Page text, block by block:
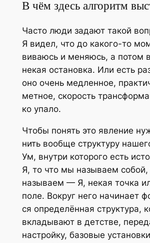
В чём здесь алгоритм
Часто люди зада­ют такой
Я видел, что до како­го-то
ви­ва­юсь и меня­юсь, а потом
некая оста­нов­ка. Или есть
оно очень мед­лен­ное,
мет­ное, ско­рость
ко упало.
Что­бы понять это явле­ние
нить вооб­ще струк­ту­ру
Ум, внут­ри кото­ро­го есть
Я, то что мы назы­ва­ем
назы­ва­ем — Я, некая точ­ка
поле. Вокруг него начи­на­ет
ся опре­де­лён­ная струк­ту­ра,
вкла­ды­ва­ют в дет­стве,
настрой­ку, базо­вые